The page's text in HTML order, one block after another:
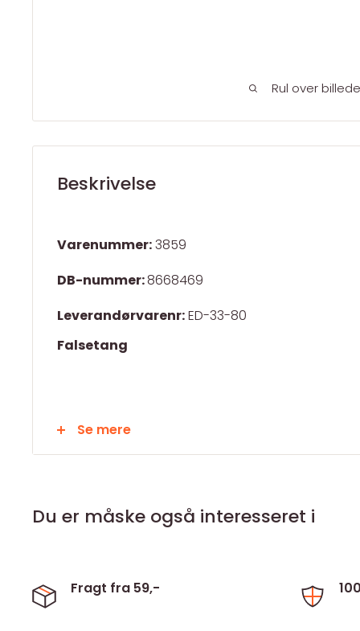
Rul over
Beskrivelse
Varenummer:3859
DB-nummer:8668469
Leverandørvarenr:ED-33-80
Falsetang
Smedet af kvalitetsstål
Mindste kæbeåbning, lige 60 mm
Se mere
Du er måske også interesseret i
Fragt fra 59,-